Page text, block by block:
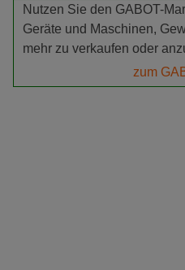
Nutzen Sie den GABOT-
Geräte und Maschinen,
mehr zu verkaufen oder
zum